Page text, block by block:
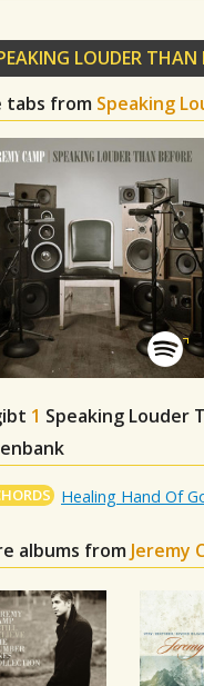
LOUDER THAN
tabs from Speaking
1 Speaking Louder
Healing Hand Of
albums from Jeremy